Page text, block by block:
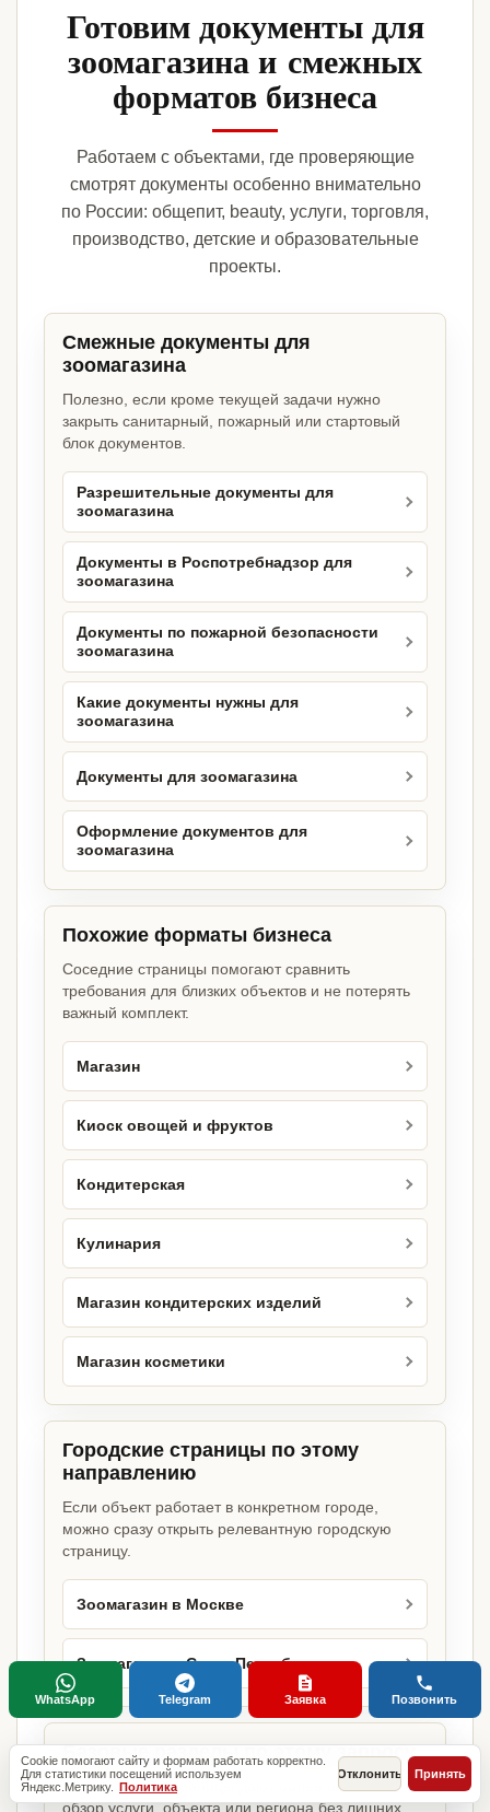
Готовим документы для
зоомагазина и смежных
форматов бизнеса
Работаем с объектами, где проверяющие
смотрят документы особенно внимательно
по России: общепит, beauty, услуги, торговля,
производство, детские и образовательные
проекты.
Смежные документы для
зоомагазина
Полезно, если кроме текущей задачи нужно
закрыть санитарный, пожарный или стартовый
блок документов.
Разрешительные документы для
зоомагазина
Документы в Роспотребнадзор для
зоомагазина
Документы по пожарной безопасности
зоомагазина
Какие документы нужны для
зоомагазина
Документы для зоомагазина
Оформление документов для
зоомагазина
Похожие форматы бизнеса
Соседние страницы помогают сравнить
требования для близких объектов и не потерять
важный комплект.
Магазин
Киоск овощей и фруктов
Кондитерская
Кулинария
Магазин кондитерских изделий
Магазин косметики
Городские страницы по этому
направлению
Если объект работает в конкретном городе,
можно сразу открыть релевантную городскую
страницу.
Зоомагазин в Москве
Зоомагазин в Санкт-Петербурге
Базовые разделы по этому запросу
Родительские страницы дают более широкий
обзор услуги, объекта или региона без лишних
Cookie помогают сайту и формам работать корректно.
Для статистики посещений используем
Яндекс.Метрику. Политика
Отклонить Принять
WhatsApp Telegram Заявка Позвонить